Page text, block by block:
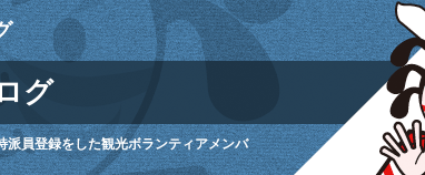
グ
員登録をした観光ボランティアメンバ